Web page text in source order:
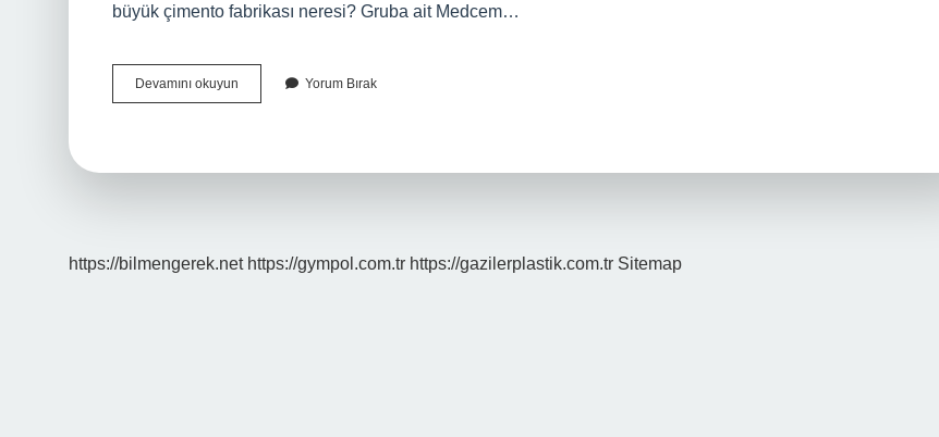
büyük çimento fabrikası neresi? Gruba ait Medcem…
Devamını okuyun
Çimento
Yorum Bırak
https://bilmengerek.net https://gympol.com.tr https://gazilerplastik.com.tr Sitemap